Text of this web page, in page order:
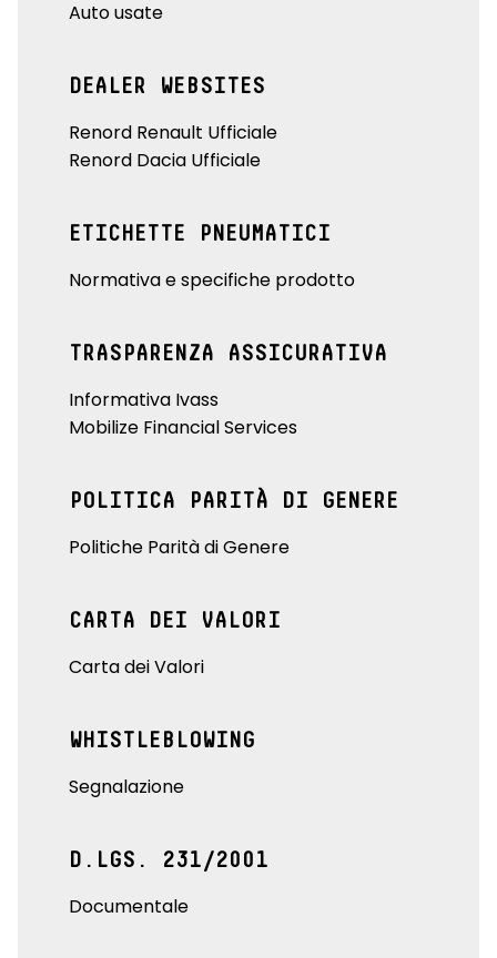
Auto usate
DEALER WEBSITES
Renord Renault Ufficiale
Renord Dacia Ufficiale
ETICHETTE PNEUMATICI
Normativa e specifiche prodotto
TRASPARENZA ASSICURATIVA
Informativa Ivass
Mobilize Financial Services
POLITICA PARITÀ DI GENERE
Politiche Parità di Genere
CARTA DEI VALORI
Carta dei Valori
WHISTLEBLOWING
Segnalazione
D.LGS. 231/2001
Documentale